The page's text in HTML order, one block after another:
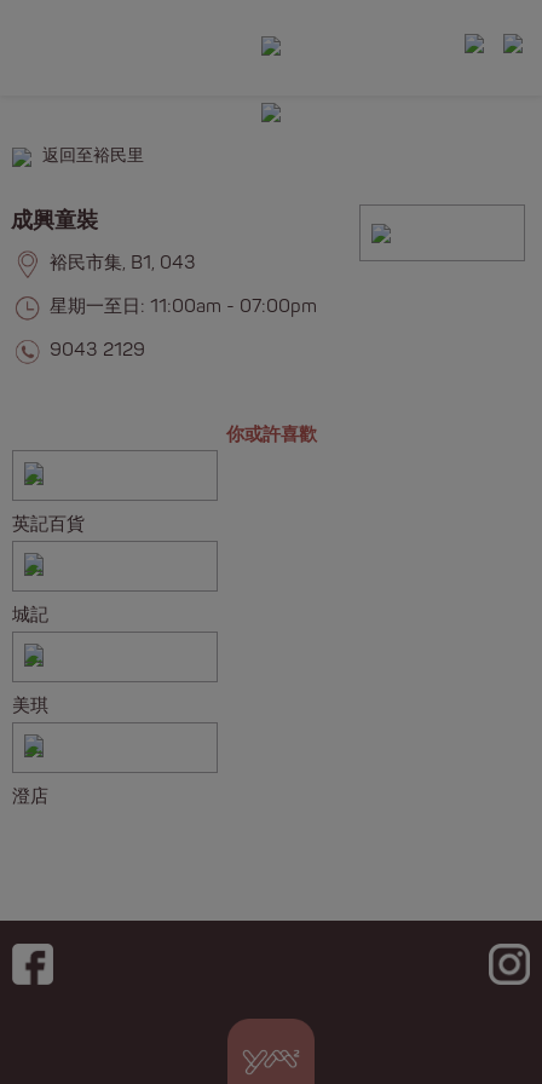
返回至裕民里
成興童裝
裕民市集, B1, 043
星期一至日: 11:00am - 07:00pm
9043 2129
你或許喜歡
英記百貨
城記
美琪
澄店